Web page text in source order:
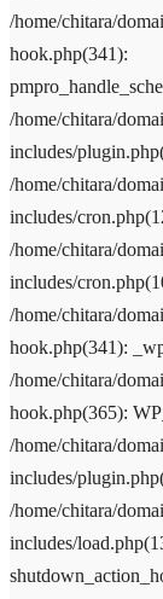
/home/chitara/
hook.php(341):
/home/chitara/
includes/
/home/chitara/
includes/
/home/chitara/
includes/
/home/chitara/
hook.php(341):
/home/chitara/
hook.php(365):
/home/chitara/
includes/
/home/chitara/
includes/